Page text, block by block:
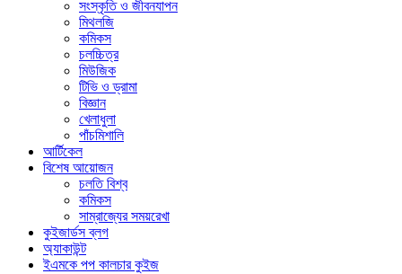
সংস্কৃতি ও জীবনযাপন
মিথলজি
কমিকস
চলচ্চিত্র
মিউজিক
টিভি ও ড্রামা
বিজ্ঞান
খেলাধুলা
পাঁচমিশালি
আর্টিকেল
বিশেষ আয়োজন
চলতি বিশ্ব
কমিকস
সাম্রাজ্যের সময়রেখা
কুইজার্ডস ব্লগ
অ্যাকাউন্ট
ইএমকে পপ কালচার কুইজ